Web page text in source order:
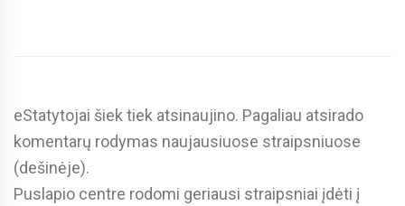
eStatytojai šiek tiek atsinaujino. Pagaliau atsirado
komentarų rodymas naujausiuose straipsniuose
(dešinėje).
Puslapio centre rodomi geriausi straipsniai įdėti į